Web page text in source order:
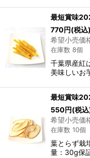
最短賞味
770円(税込)
希望小売価
在庫数 8個
千葉県産紅
美味しいお
最短賞味
550円(税
希望小売価
在庫数 10個
葉とらず栽
量：30g保